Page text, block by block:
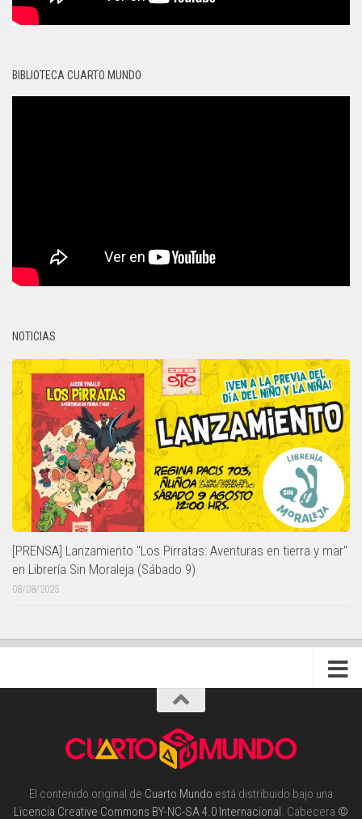
BIBLIOTECA CUARTO MUNDO
NOTICIAS
[PRENSA] Lanzamiento "Los Pirratas: Aventuras en tierra y mar"
en Librería Sin Moraleja (Sábado 9)
08/08/2025
El contenido original de Cuarto Mundo está distribuido bajo una
Licencia Creative Commons BY-NC-SA 4.0 Internacional . Cabecera ©